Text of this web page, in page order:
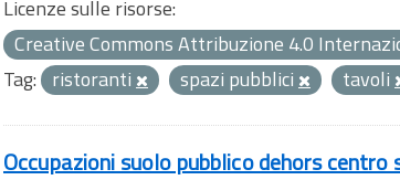
Licenze sulle risorse:
Creative Commons Attribuzione 4.0
Tag: ristoranti spazi pubblici tavoli
Occupazioni suolo pubblico dehors centro